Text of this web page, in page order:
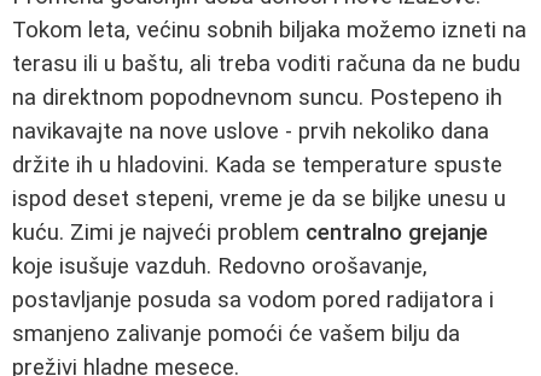
Tokom leta, većinu sobnih biljaka možemo izneti na
terasu ili u baštu, ali treba voditi računa da ne budu
na direktnom popodnevnom suncu. Postepeno ih
navikavajte na nove uslove - prvih nekoliko dana
držite ih u hladovini. Kada se temperature spuste
ispod deset stepeni, vreme je da se biljke unesu u
kuću. Zimi je najveći problem centralno grejanje
koje isušuje vazduh. Redovno orošavanje,
postavljanje posuda sa vodom pored radijatora i
smanjeno zalivanje pomoći će vašem bilju da
preživi hladne mesece.